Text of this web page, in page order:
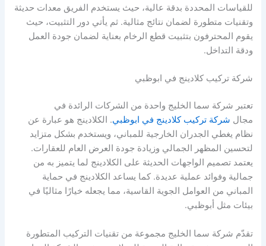
للقياسات المحددة بدقة عالية، حيث يستخدم الفريق معدات حديثة
وتقنيات متطورة لضمان نتائج مثالية. ثم يأتي دور التثبيت، حيث
يقوم المحترفون بتثبيت قطع الرخام بعناية لضمان جودة العمل
ودقة التداخل.
شركة تركيب كلادينج في ابوظبي
تعتبر شركة سما الخليج واحدة من الشركات الرائدة في
مجال شركة تركيب كلادينج في ابوظبي. الكلادينج هو عبارة عن
نظام يغطي الجدران الخارجية للمباني، ويستخدم بشكل متزايد
لتحسين المظهر الجمالي وزيادة جودة العرض العام للعقارات.
يعتمد تصميم الواجهات الحديثة على الكلادينج لما يتميز به من
جمالية وفوائد عملية عديدة. كما يساعد الكلادينج في حماية
المباني من العوامل الجوية القاسية، مما يجعله خيارًا مثاليًا في
بيئات مثل أبوظبي.
تقدّم شركة سما الخليج مجموعة من تقنيات التركيب المتطورة